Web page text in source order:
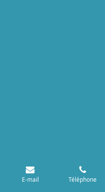
E-mail Téléphone